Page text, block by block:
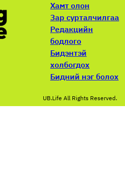
Хамт олон
Зар сурталчилгаа
Редакцийн
бодлого
Бидэнтэй
холбогдох
Бидний нэг болох
UB.Life All Rights Reserved.